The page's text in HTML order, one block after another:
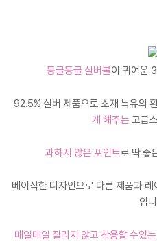
동글동글 실버볼이 귀여운
92.5% 실버 제품으로 소재 특유의
게 해주는 고급
과하지 않은 포인트로 딱 좋
베이직한 디자인으로 다른 제품과
입
매일매일 질리지 않고 착용할 수있